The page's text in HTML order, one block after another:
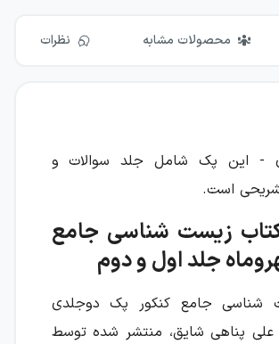
محصولات مشابه نظرات
- این پک شامل جلد سوالات و
است.
زیست شناسی جامع
جلد اول و دوم
شناسی جامع کنکور پک دوجلدی
علی پناهی شایق، منتشر شده توسط